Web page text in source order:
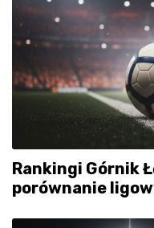
Rankingi Górnik
porównanie